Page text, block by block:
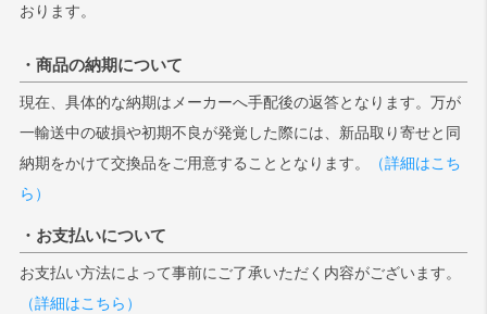
おります。
・商品の納期について
現在、具体的な納期はメーカーへ手配後の返答となります。万が
一輸送中の破損や初期不良が発覚した際には、新品取り寄せと同
納期をかけて交換品をご用意することとなります。
（詳細はこち
ら）
・お支払いについて
お支払い方法によって事前にご了承いただく内容がございます。
（詳細はこちら）